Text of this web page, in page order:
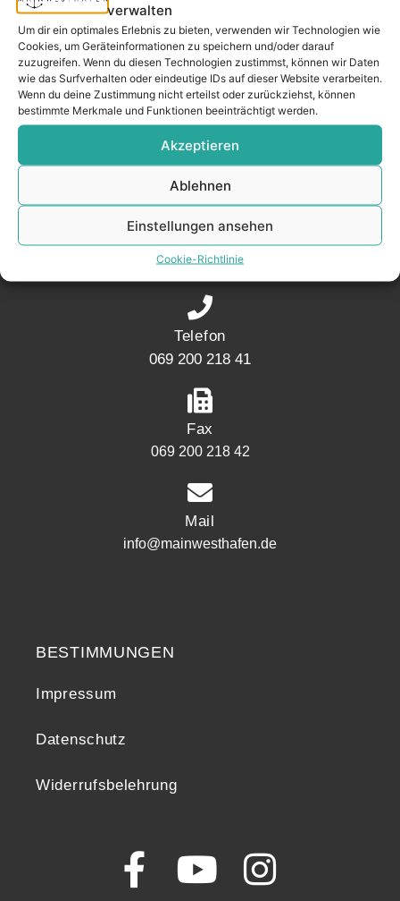
verwalten
Um dir ein optimales Erlebnis zu bieten, verwenden wir Technologien wie
Cookies, um Geräteinformationen zu speichern und/oder darauf
zuzugreifen. Wenn du diesen Technologien zustimmst, können wir Daten
wie das Surfverhalten oder eindeutige IDs auf dieser Website verarbeiten.
Wenn du deine Zustimmung nicht erteilst oder zurückziehst, können
bestimmte Merkmale und Funktionen beeinträchtigt werden.
Akzeptieren
Ablehnen
Einstellungen ansehen
Cookie-Richtlinie
Ihr Immobilienpartner
aus der
Nachbarschaft.
– seit 2017.
Adresse
Mainwesthafen Immobilien Speicherstraße 5
60327 Frankfurt
Telefon
069 200 218 41
Fax
069 200 218 42
Mail
info@mainwesthafen.de
BESTIMMUNGEN
Impressum
Datenschutz
Widerrufsbelehrung